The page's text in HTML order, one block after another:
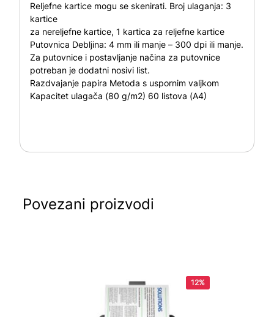
Reljefne kartice mogu se skenirati. Broj ulaganja: 3
kartice
za nereljefne kartice, 1 kartica za reljefne kartice
Putovnica Debljina: 4 mm ili manje – 300 dpi ili manje.
Za putovnice i postavljanje načina za putovnice
potreban je dodatni nosivi list.
Razdvajanje papira Metoda s uspornim valjkom
Kapacitet ulagača (80 g/m2) 60 listova (A4)
Povezani proizvodi
12%